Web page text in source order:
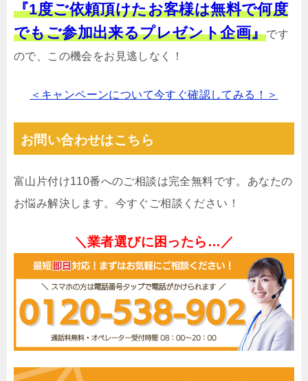
『1度ご依頼頂けたお客様は無料で何度
でもご参加出来るプレゼント企画』です
ので、この機会をお見逃しなく！
＜キャンペーンについて今すぐ確認してみる！＞
お問い合わせはこちら
富山片付け110番へのご相談は完全無料です。あなたの
お悩み解決します。今すぐご相談ください！
＼業者選びに困ったら…／